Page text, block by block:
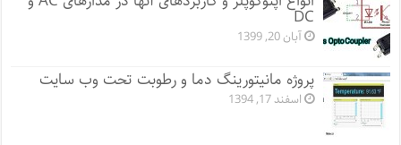
DC
آبان 20, 1399
پروژه مانيتورينگ دما و رطوبت تحت وب سایت
اسفند 17, 1394